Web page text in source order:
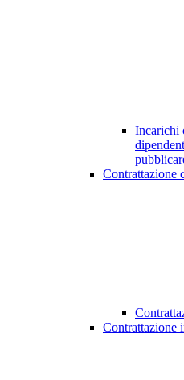
Incarichi
Contrattazione
Contrattazione